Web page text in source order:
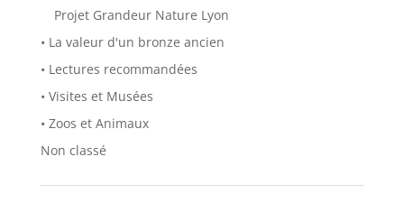
Projet Grandeur Nature Lyon
• La valeur d'un bronze ancien
• Lectures recommandées
• Visites et Musées
• Zoos et Animaux
Non classé